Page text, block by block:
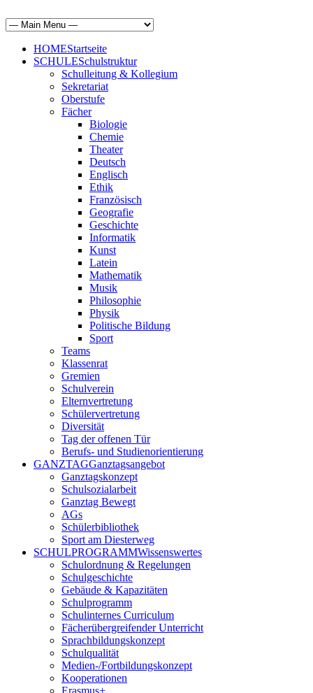
HOMEStartseite
SCHULESchulstruktur
Schulleitung & Kollegium
Sekretariat
Oberstufe
Fächer
Biologie
Chemie
Theater
Deutsch
Englisch
Ethik
Französisch
Geografie
Geschichte
Informatik
Kunst
Latein
Mathematik
Musik
Philosophie
Physik
Politische Bildung
Sport
Teams
Klassenrat
Gremien
Schulverein
Elternvertretung
Schülervertretung
Diversität
Tag der offenen Tür
Berufs- und Studienorientierung
GANZTAGGanztagsangebot
Ganztagskonzept
Schulsozialarbeit
Ganztag Bewegt
AGs
Schülerbibliothek
Sport am Diesterweg
SCHULPROGRAMMWissenswertes
Schulordnung & Regelungen
Schulgeschichte
Gebäude & Kapazitäten
Schulprogramm
Schulinternes Curriculum
Fächerübergreifender Unterricht
Sprachbildungskonzept
Schulqualität
Medien-/Fortbildungskonzept
Kooperationen
Erasmus+